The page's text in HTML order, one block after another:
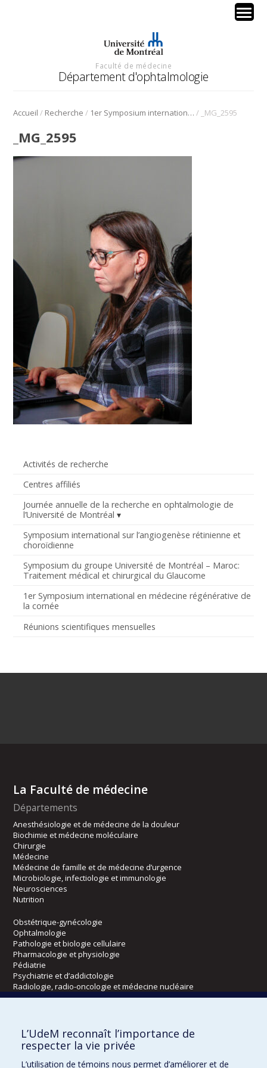
Faculté de médecine
Département d'ophtalmologie
Accueil / Recherche / 1er Symposium international en médecine régénérative de la cornée / _MG_2595
Activités de recherche
Centres affiliés
Journée annuelle de la recherche en ophtalmologie de
l’Université de Montréal
Symposium international sur l’angiogenèse rétinienne et
choroïdienne
Symposium du groupe Université de Montréal – Maroc:
Traitement médical et chirurgical du Glaucome
1er Symposium international en médecine régénérative de
la cornée
Réunions scientifiques mensuelles
_MG_2595
La Faculté de médecine
Départements
Anesthésiologie et de médecine de la douleur
Biochimie et médecine moléculaire
Chirurgie
Médecine
Médecine de famille et de médecine d’urgence
Microbiologie, infectiologie et immunologie
Neurosciences
Nutrition
Obstétrique-gynécologie
Ophtalmologie
Pathologie et biologie cellulaire
Pharmacologie et physiologie
Pédiatrie
Psychiatrie et d’addictologie
Radiologie, radio-oncologie et médecine nucléaire
Écoles
Kinésiologie et des sciences de l’activité physique
Orthophonie et audiologie
Réadaptation
L’UdeM reconnaît l’importance de
respecter la vie privée
L’utilisation de témoins nous permet d’améliorer et de